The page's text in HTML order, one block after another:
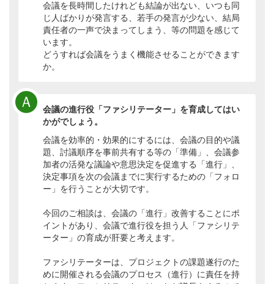
会議を長時間したけれども結論が出ない、いつも同
じ人ばかりが発言する、若手の発言が少ない、結局
責任者の一声で決まってしまう、等の問題を感じて
います。
どうすれば会議をうまく機能させることができます
か。
Ａ
会議の進行役「ファシリテーター」を育成してはい
かがでしょう。
会議を効率的・効果的にするには、会議の目的や議
題、討議順序を事前共有する等の「準備」、会議参
加者の活発な議論や意思決定を促進する「進行」、
決定事項を次の会議までに実行するための「フォロ
ー」を行うことが大切です。
今回のご相談は、会議の「進行」改善することにポ
イントがあり、会議で進行役を担う人「ファシリテ
ーター」の育成が肝要と考えます。
ファシリテーターは、プロジェクトの課題遂行のた
めに開催される会議のプロセス（進行）に責任を持